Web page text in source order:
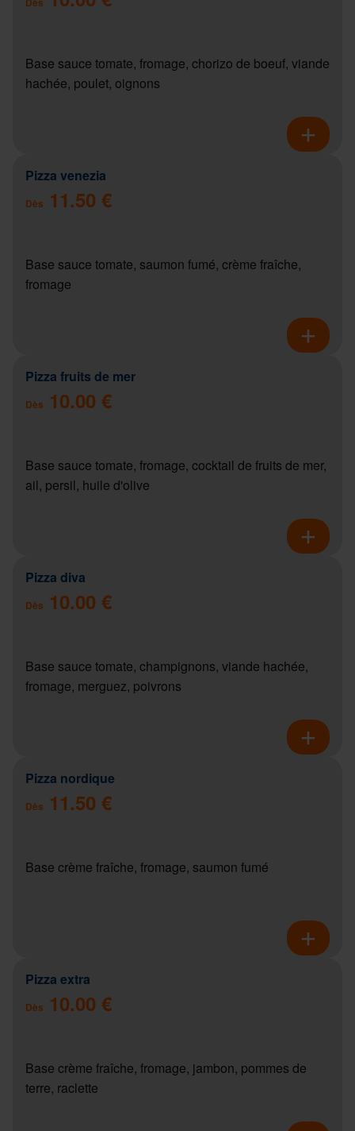
Base sauce tomate, fromage, chorizo de boeuf, viande
hachée, poulet, oignons
Pizza venezia
Dès 11.50 €
Base sauce tomate, saumon fumé, crème fraîche,
fromage
Pizza fruits de mer
Dès 10.00 €
Base sauce tomate, fromage, cocktail de fruits de mer,
ail, persil, huile d'olive
Pizza diva
Dès 10.00 €
Base sauce tomate, champignons, viande hachée,
fromage, merguez, poivrons
Pizza nordique
Dès 11.50 €
Base crème fraîche, fromage, saumon fumé
Pizza extra
Dès 10.00 €
Base crème fraîche, fromage, jambon, pommes de
terre, raclette